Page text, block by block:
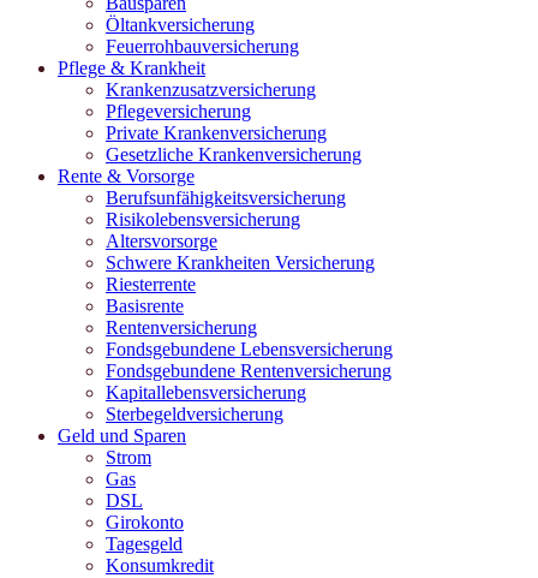
Öltankversicherung
Feuerrohbauversicherung
Pflege & Krankheit
Krankenzusatzversicherung
Pflegeversicherung
Private Krankenversicherung
Gesetzliche Krankenversicherung
Rente & Vorsorge
Berufs­unfähigkeitsversicherung
Risikolebensversicherung
Altersvorsorge
Schwere Krankheiten Versicherung
Riesterrente
Basisrente
Rentenversicherung
Fondsgebundene Lebensversicherung
Fondsgebundene Rentenversicherung
Kapitallebensversicherung
Sterbegeldversicherung
Geld und Sparen
Strom
Gas
DSL
Girokonto
Tagesgeld
Konsumkredit